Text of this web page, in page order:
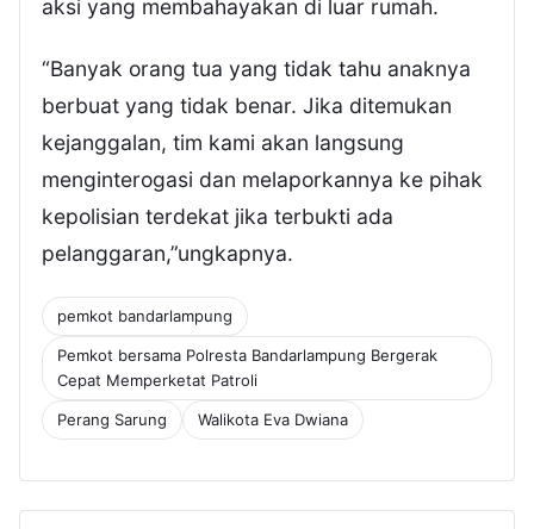
aksi yang membahayakan di luar rumah.
“Banyak orang tua yang tidak tahu anaknya
berbuat yang tidak benar. Jika ditemukan
kejanggalan, tim kami akan langsung
menginterogasi dan melaporkannya ke pihak
kepolisian terdekat jika terbukti ada
pelanggaran,”ungkapnya.
pemkot bandarlampung
Pemkot bersama Polresta Bandarlampung Bergerak
Cepat Memperketat Patroli
Perang Sarung Walikota Eva Dwiana